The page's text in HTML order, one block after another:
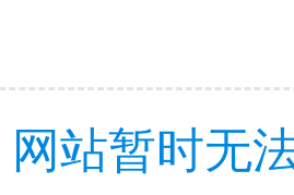
站暂时无